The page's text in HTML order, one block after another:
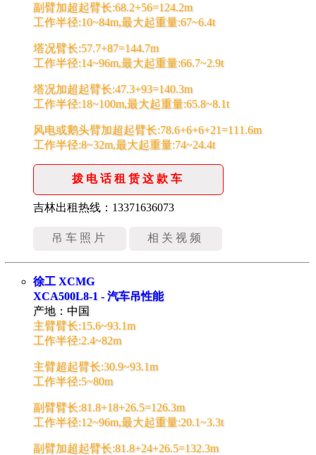
副臂加超起臂长:68.2+56=124.2m
工作半径:10~84m,最大起重量:67~6.4t
塔况臂长:57.7+87=144.7m
工作半径:14~96m,最大起重量:66.7~2.9t
塔况加超起臂长:47.3+93=140.3m
工作半径:18~100m,最大起重量:65.8~8.1t
风电或鹅头臂加超起臂长:78.6+6+6+21=111.6m
工作半径:8~32m,最大起重量:74~24.4t
拨电话租赁这款车
吉林出租热线：13371636073
吊车照片 相关视频
徐工 XCMG
XCA500L8-1 - 汽车吊性能
产地：中国
主臂臂长:15.6~93.1m
工作半径:2.4~82m
主臂超起臂长:30.9~93.1m
工作半径:5~80m
副臂臂长:81.8+18+26.5=126.3m
工作半径:12~96m,最大起重量:20.1~3.3t
副臂加超起臂长:81.8+24+26.5=132.3m